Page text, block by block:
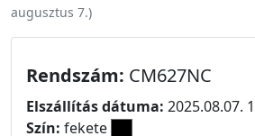
augusztus 7.)
Rendszám: CM627NC
Elszállítás dátuma: 2025.08.07.
Szín: fekete